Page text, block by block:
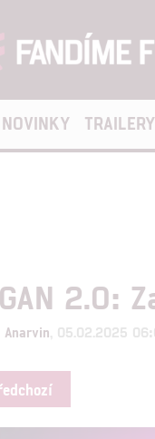
NOVINKY TRAILERY
2.0:
Anarvin , 05.02.2025